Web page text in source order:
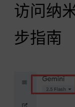
访问纳
步指南